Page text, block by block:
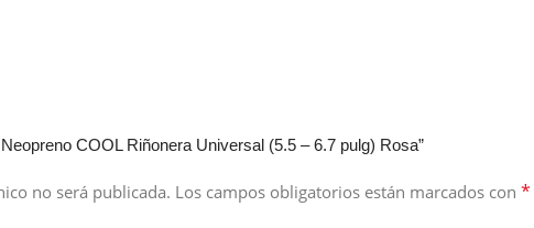
COOL Riñonera Universal (5.5 – 6.7 pulg) Rosa”
no será publicada. Los campos obligatorios están marcados con *